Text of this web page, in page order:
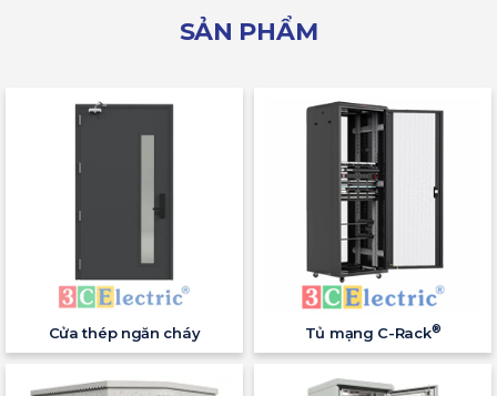
SẢN PHẨM
Cửa thép ngăn cháy Tủ mạng C-Rack®